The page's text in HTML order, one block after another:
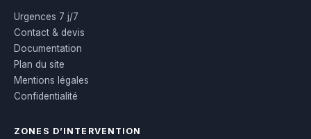
Urgences 7 j/7
Contact & devis
Documentation
Plan du site
Mentions légales
Confidentialité
ZONES D’INTERVENTION